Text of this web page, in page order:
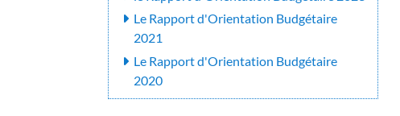
Le Rapport d'Orientation Budgétaire
2021
Le Rapport d'Orientation Budgétaire
2020